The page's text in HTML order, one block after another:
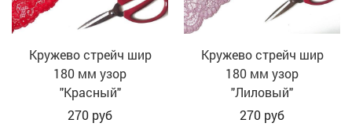
Кружево стрейч шир
180 мм узор
"Красный"
270 руб
Кружево стрейч шир
180 мм узор
"Лиловый"
270 руб